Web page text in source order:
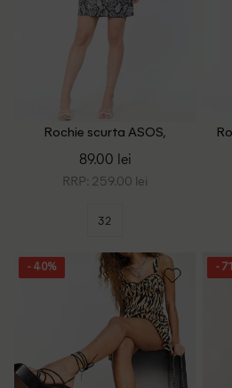
Rochie scurta ASOS,
89.00 lei
RRP: 259.00 lei
32
- 40% -